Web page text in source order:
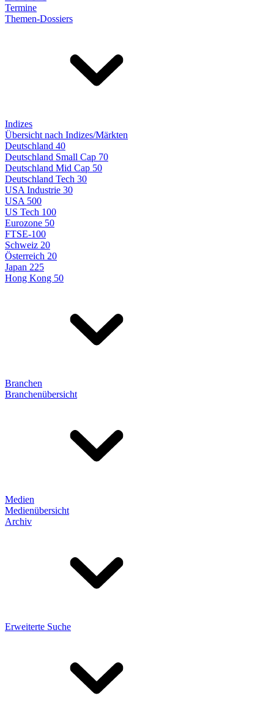
Termine
Themen-Dossiers
Indizes
Übersicht nach Indizes/Märkten
Deutschland 40
Deutschland Small Cap 70
Deutschland Mid Cap 50
Deutschland Tech 30
USA Industrie 30
USA 500
US Tech 100
Eurozone 50
FTSE-100
Schweiz 20
Österreich 20
Japan 225
Hong Kong 50
Branchen
Branchenübersicht
Medien
Medienübersicht
Archiv
Erweiterte Suche